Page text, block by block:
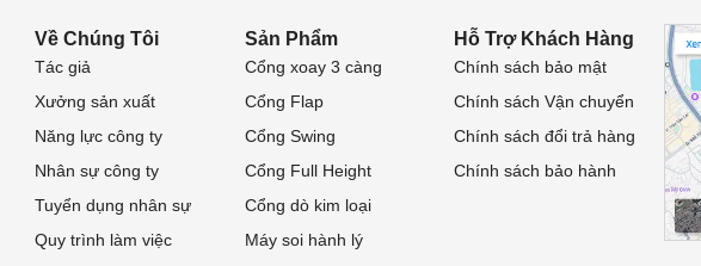
Về Chúng Tôi
Tác giả
Xưởng sản xuất
Năng lực công ty
Nhân sự công ty
Tuyển dụng nhân sự
Quy trình làm việc
Sản Phẩm
Cổng xoay 3 càng
Cổng Flap
Cổng Swing
Cổng Full Height
Cổng dò kim loại
Máy soi hành lý
Hỗ Trợ Khách Hàng
Chính sách bảo mật
Chính sách Vận chuyển
Chính sách đổi trả hàng
Chính sách bảo hành